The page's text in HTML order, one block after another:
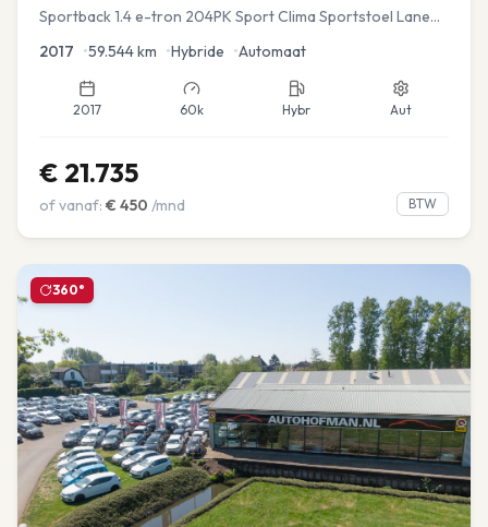
Sportback 1.4 e-tron 204PK Sport Clima Sportstoel Lane
2017 •59.544km •Hybride •Automaat
2017 60k Hybr Aut
€ 21.735
of vanaf: € 450 /mnd BTW
360°